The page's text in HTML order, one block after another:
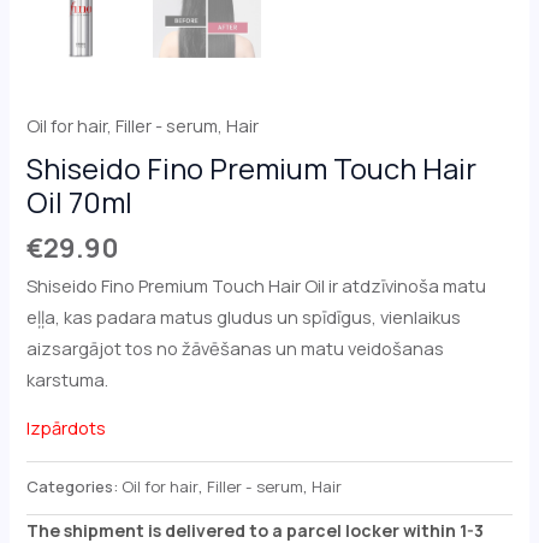
Oil for hair,Filler - serum,Hair
Shiseido Fino Premium Touch Hair
Oil 70ml
€29.90
Shiseido Fino Premium Touch Hair Oil ir atdzīvinoša matu
eļļa, kas padara matus gludus un spīdīgus, vienlaikus
aizsargājot tos no žāvēšanas un matu veidošanas
karstuma.
Izpārdots
Categories: Oil for hair Filler - serum Hair
The shipment is delivered to a parcel locker within 1-3